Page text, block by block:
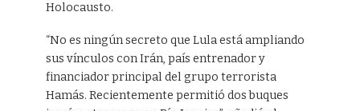
Holocausto.
“No es ningún secreto que Lula está ampliando
sus vínculos con Irán, país entrenador y
financiador principal del grupo terrorista
Hamás. Recientemente permitió dos buques